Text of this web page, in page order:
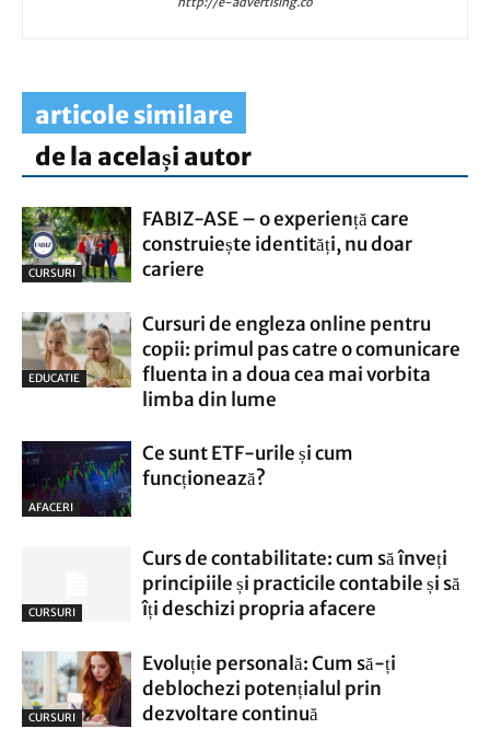
articole similare
de la același autor
CURSURI
FABIZ-ASE – o experiență care
construiește identități, nu doar
cariere
EDUCATIE
Cursuri de engleza online pentru
copii: primul pas catre o comunicare
fluenta in a doua cea mai vorbita
limba din lume
AFACERI
Ce sunt ETF-urile și cum
funcționează?
CURSURI
Curs de contabilitate: cum să înveți
principiile și practicile contabile și să
îți deschizi propria afacere
CURSURI
Evoluție personală: Cum să-ți
deblochezi potențialul prin
dezvoltare continuă